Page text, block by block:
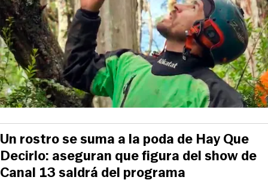
Un rostro se suma a la poda de Hay Que
Decirlo: aseguran que figura del show de
Canal 13 saldrá del programa